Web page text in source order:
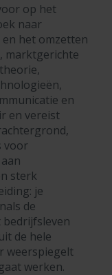
op het
naar
het omzetten
marktgerichte
en
en vereist
voor
sterk
je
de
de hele
weerspiegelt
werken.